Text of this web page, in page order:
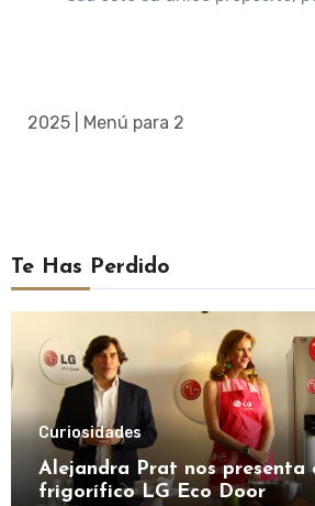
2025 | Menú para 2
Te Has Perdido
Curiosidades
Alejandra Prat nos presenta
frigorífico LG Eco Door